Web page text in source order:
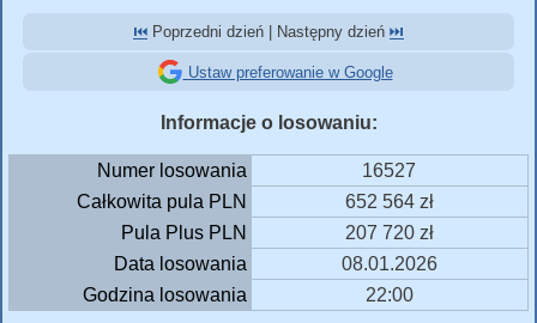
⏮️ Poprzedni dzień | Następny dzień ⏭️
Ustaw preferowanie w Google
Informacje o losowaniu:
Numer losowania
16527
Całkowita pula PLN
652 564 zł
Pula Plus PLN
207 720 zł
Data losowania
08.01.2026
Godzina losowania
22:00